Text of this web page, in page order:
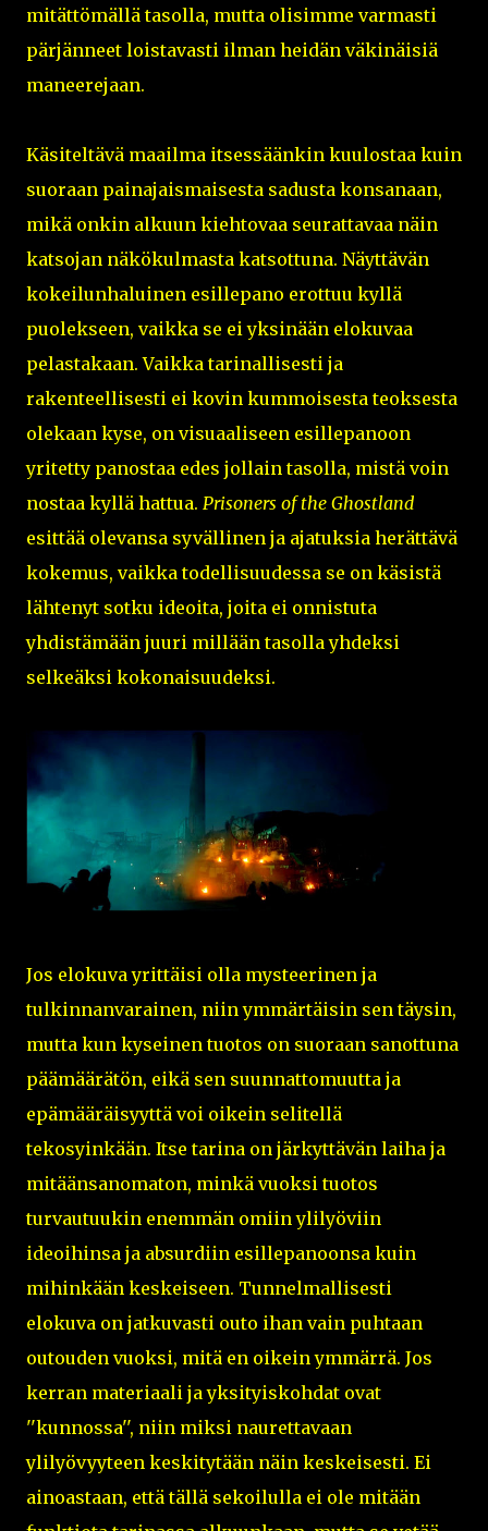
mitättömällä tasolla, mutta olisimme varmasti
pärjänneet loistavasti ilman heidän väkinäisiä
maneerejaan.
Käsiteltävä maailma itsessäänkin kuulostaa kuin
suoraan painajaismaisesta sadusta konsanaan,
mikä onkin alkuun kiehtovaa seurattavaa näin
katsojan näkökulmasta katsottuna. Näyttävän
kokeilunhaluinen esillepano erottuu kyllä
puolekseen, vaikka se ei yksinään elokuvaa
pelastakaan. Vaikka tarinallisesti ja
rakenteellisesti ei kovin kummoisesta teoksesta
olekaan kyse, on visuaaliseen esillepanoon
yritetty panostaa edes jollain tasolla, mistä voin
nostaa kyllä hattua. Prisoners of the Ghostland
esittää olevansa syvällinen ja ajatuksia herättävä
kokemus, vaikka todellisuudessa se on käsistä
lähtenyt sotku ideoita, joita ei onnistuta
yhdistämään juuri millään tasolla yhdeksi
selkeäksi kokonaisuudeksi.
Jos elokuva yrittäisi olla mysteerinen ja
tulkinnanvarainen, niin ymmärtäisin sen täysin,
mutta kun kyseinen tuotos on suoraan sanottuna
päämäärätön, eikä sen suunnattomuutta ja
epämääräisyyttä voi oikein selitellä
tekosyinkään. Itse tarina on järkyttävän laiha ja
mitäänsanomaton, minkä vuoksi tuotos
turvautuukin enemmän omiin ylilyöviin
ideoihinsa ja absurdiin esillepanoonsa kuin
mihinkään keskeiseen. Tunnelmallisesti
elokuva on jatkuvasti outo ihan vain puhtaan
outouden vuoksi, mitä en oikein ymmärrä. Jos
kerran materiaali ja yksityiskohdat ovat
''kunnossa'', niin miksi naurettavaan
ylilyövyyteen keskitytään näin keskeisesti. Ei
ainoastaan, että tällä sekoilulla ei ole mitään